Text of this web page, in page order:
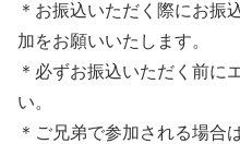
＊お振込いただく際にお振
加をお願いいたします。
＊必ずお振込いただく前に
い。
＊ご兄弟で参加される場合